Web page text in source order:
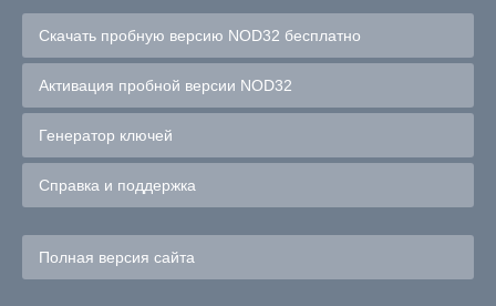
Скачать пробную версию NOD32 бесплатно
Активация пробной версии NOD32
Генератор ключей
Справка и поддержка
Полная версия сайта